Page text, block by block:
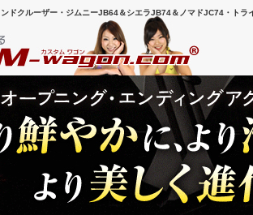
ドクルーザー・ジムニーJB64＆シエラJB74＆ノマドJC74・トラ